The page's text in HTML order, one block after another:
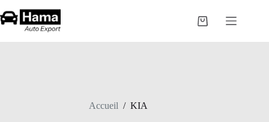
au
contenu
Panier
Accueil / KIA